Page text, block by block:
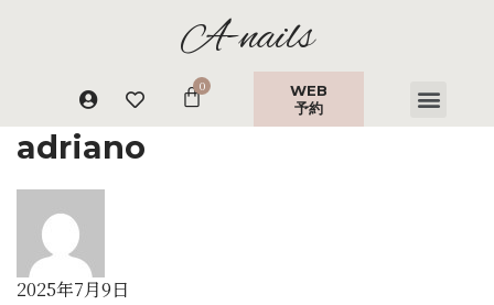
A-nails
WEB
予約
adriano
2025年7月9日